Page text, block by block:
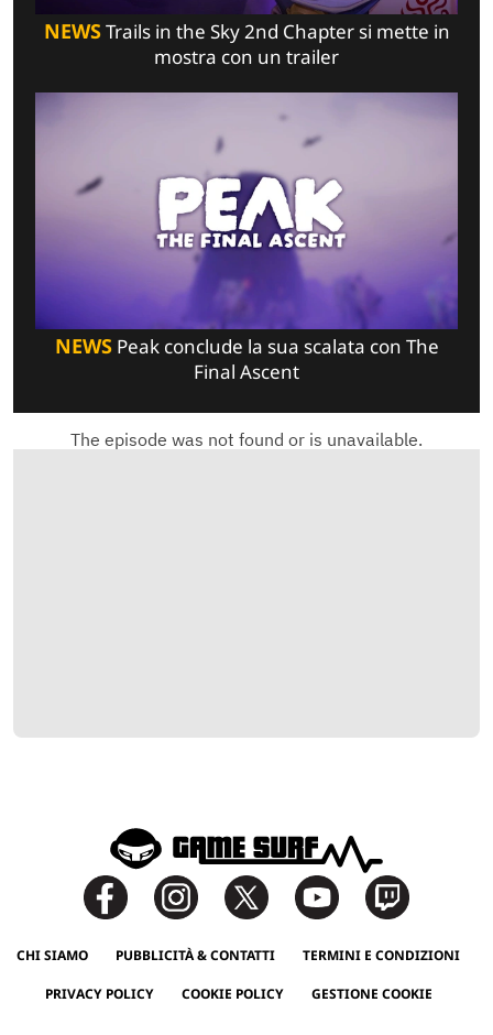
NEWSTrails in the Sky 2nd Chapter si mette in
mostra con un trailer
NEWSPeak conclude la sua scalata con The
Final Ascent
CHI SIAMO PUBBLICITÀ & CONTATTI TERMINI E CONDIZIONI
PRIVACY POLICY COOKIE POLICY GESTIONE COOKIE